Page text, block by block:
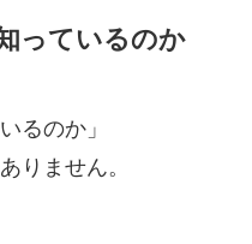
っているのか
るのか」
りません。